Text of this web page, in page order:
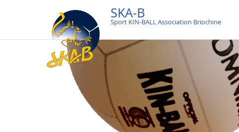
SKA-B
Sport KIN-BALL Association Briochine